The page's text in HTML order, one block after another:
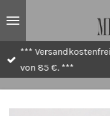
***
von 85 €. ***